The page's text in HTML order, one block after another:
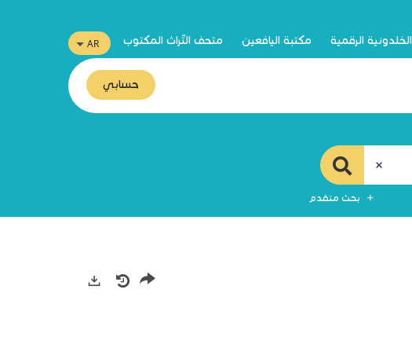
الخلدونية الرقمية مكتبة اليافعين متحف التّراث المكتوب
حسابي
بحث متقدم